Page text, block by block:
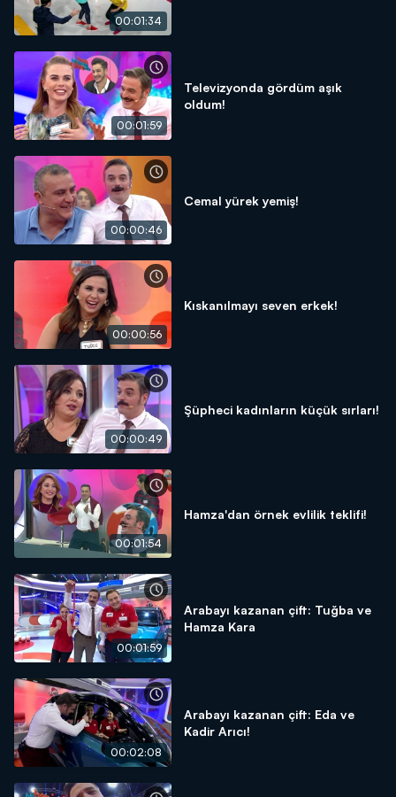
00:01:34
00:01:59
Televizyonda gördüm aşık
oldum!
00:00:46
Cemal yürek yemiş!
00:00:56
Kıskanılmayı seven erkek!
00:00:49
Şüpheci kadınların küçük sırları!
00:01:54
Hamza'dan örnek evlilik teklifi!
00:01:59
Arabayı kazanan çift: Tuğba ve
Hamza Kara
00:02:08
Arabayı kazanan çift: Eda ve
Kadir Arıcı!